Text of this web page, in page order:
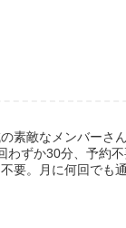
素敵なメンバーさ
ずか30分、予約
要。月に何回でも